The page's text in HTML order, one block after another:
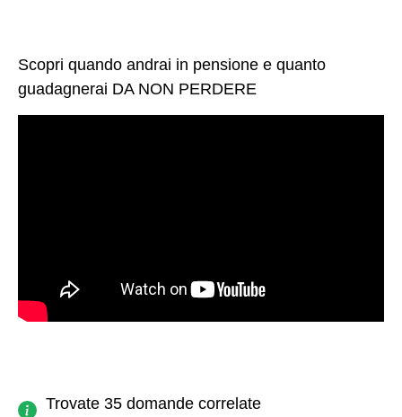
Scopri quando andrai in pensione e quanto
guadagnerai DA NON PERDERE
Trovate 35 domande correlate